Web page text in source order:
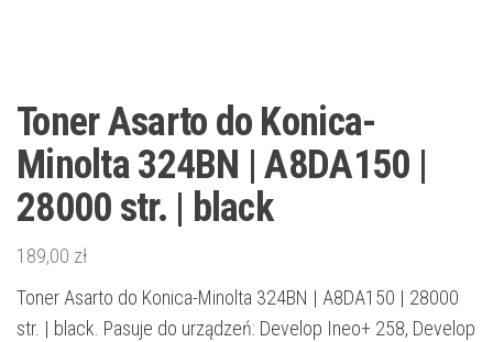
Toner Asarto do Konica-
Minolta 324BN | A8DA150 |
28000 str. | black
189,00 zł
Toner Asarto do Konica-Minolta 324BN | A8DA150 | 28000
str. | black. Pasuje do urządzeń: Develop Ineo+ 258, Develop